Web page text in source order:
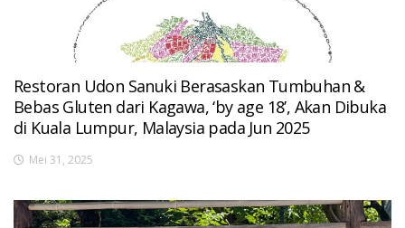
Restoran Udon Sanuki Berasaskan Tumbuhan &
Bebas Gluten dari Kagawa, ‘by age 18’, Akan Dibuka
di Kuala Lumpur, Malaysia pada Jun 2025
Mei 31, 2025